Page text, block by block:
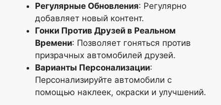
Регулярные Обновления: Регулярно
добавляет новый контент.
Гонки Против Друзей в Реальном
Времени: Позволяет гоняться против
призрачных автомобилей друзей.
Варианты Персонализации:
Персонализируйте автомобили с
помощью наклеек, окраски и улучшений.